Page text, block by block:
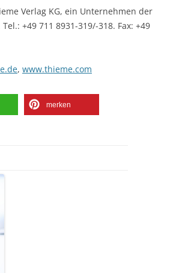
Verlag KG, ein Unternehmen der
+49 711 8931-319/-318. Fax: +49
, www.thieme.com
merken